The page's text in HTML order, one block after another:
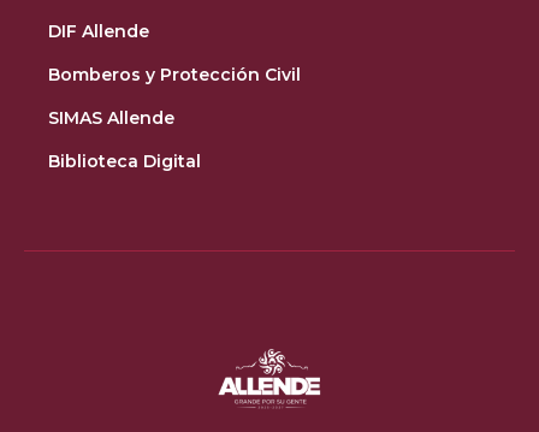
DIF Allende
Bomberos y Protección Civil
SIMAS Allende
Biblioteca Digital